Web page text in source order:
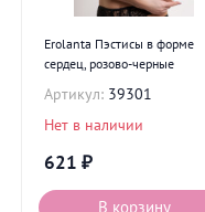
Erolanta Пэстисы в форме
сердец, розово-черные
Артикул: 39301
Нет в наличии
621 ₽
В корзину